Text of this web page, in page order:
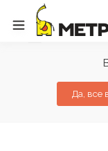
Да, все